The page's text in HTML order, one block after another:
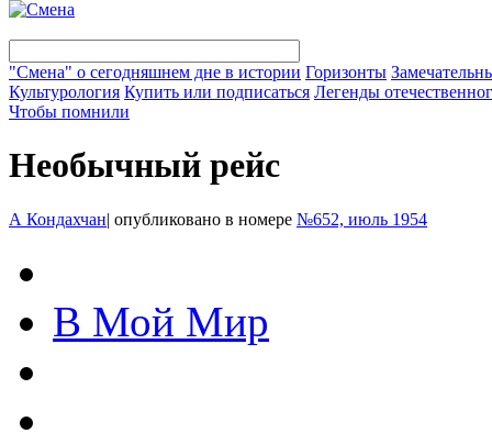
"Смена" о сегодняшнем дне в истории Горизонты
Культурология Купить или подписаться Легенды
Чтобы помнили
Необычный рейс
А Кондахчан| опубликовано в номере №652, июль 1954
В Мой Мир